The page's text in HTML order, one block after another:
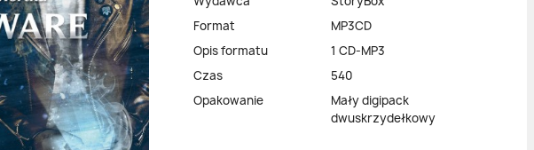
Format
MP3CD
Opis formatu
1 CD-MP3
Czas
540
Opakowanie
Mały digipack
dwuskrzydełkowy